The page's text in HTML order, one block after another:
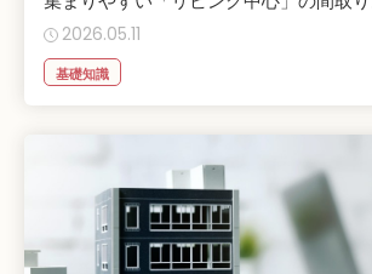
2026.05.11
基礎知識